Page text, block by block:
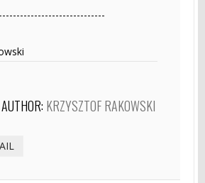
AUTHOR: KRZYSZTOF RAKOWSKI